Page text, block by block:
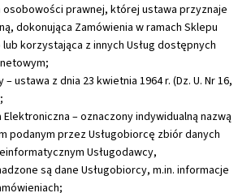
osobowości prawnej, której ustawa przyznaje
dokonująca Zamówienia w ramach Sklepu
korzystająca z innych Usług dostępnych
ustawa z dnia 23 kwietnia 1964 r. (Dz. U. Nr 16,
Elektroniczna – oznaczony indywidualną nazwą
podanym przez Usługobiorcę zbiór danych
Usługodawcy,
są dane Usługobiorcy, m.in. informacje